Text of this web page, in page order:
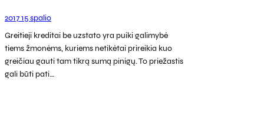
2017 15 spalio
Greitieji kreditai be uzstato yra puiki galimybė
tiems žmonėms, kuriems netikėtai prireikia kuo
greičiau gauti tam tikrą sumą pinigų. To priežastis
gali būti pati…